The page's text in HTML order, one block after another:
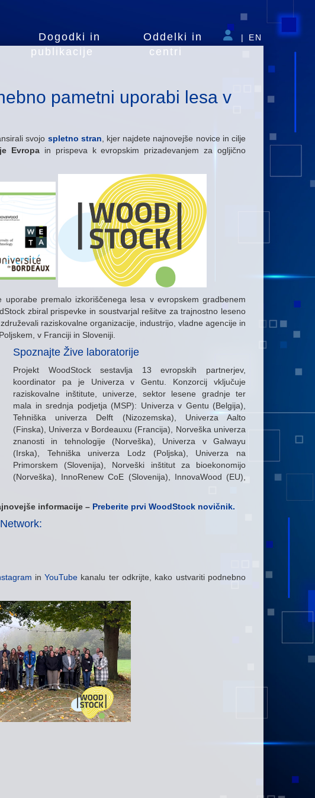
Dogodki in
publikacije
Oddelki in
centri
| EN
pametni uporabi lesa v
svojo spletno stran , kjer najdete najnovejše novice in cilje
Evropa in prispeva k evropskim prizadevanjem za ogljično
premalo izkoriščenega lesa v evropskem gradbenem
zbiral prispevke in soustvarjal rešitve za trajnostno leseno
raziskovalne organizacije, industrijo, vladne agencije in
v Franciji in Sloveniji.
Spoznajte Žive laboratorije
Projekt WoodStock sestavlja 13 evropskih partnerjev,
koordinator pa je Univerza v Gentu. Konzorcij vključuje
raziskovalne inštitute, univerze, sektor lesene gradnje ter
mala in srednja podjetja (MSP): Univerza v Gentu (Belgija),
Tehniška univerza Delft (Nizozemska), Univerza Aalto
(Finska), Univerza v Bordeauxu (Francija), Norveška univerza
znanosti in tehnologije (Norveška), Univerza v Galwayu
(Irska), Tehniška univerza Lodz (Poljska), Univerza na
Primorskem (Slovenija), Norveški inštitut za bioekonomijo
(Norveška), InnoRenew CoE (Slovenija), InnovaWood (EU),
informacije – Preberite prvi WoodStock novičnik.
inYouTube kanalu ter odkrijte, kako ustvariti podnebno